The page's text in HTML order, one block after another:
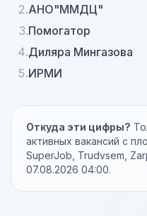
2.АНО"ММДЦ"
3.Помогатор
4.Диляра Мингазова
5.ИРМИ
Откуда эти цифры?
активных вакансий с
SuperJob, Trudvsem,
07.08.2026 04:00.